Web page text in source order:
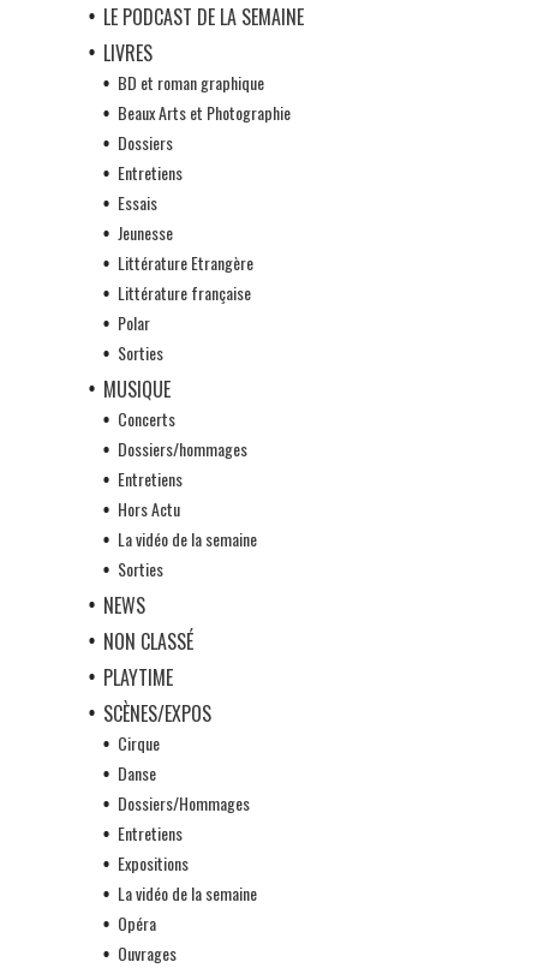
LE PODCAST DE LA SEMAINE
LIVRES
BD et roman graphique
Beaux Arts et Photographie
Dossiers
Entretiens
Essais
Jeunesse
Littérature Etrangère
Littérature française
Polar
Sorties
MUSIQUE
Concerts
Dossiers/hommages
Entretiens
Hors Actu
La vidéo de la semaine
Sorties
NEWS
NON CLASSÉ
PLAYTIME
SCÈNES/EXPOS
Cirque
Danse
Dossiers/Hommages
Entretiens
Expositions
La vidéo de la semaine
Opéra
Ouvrages